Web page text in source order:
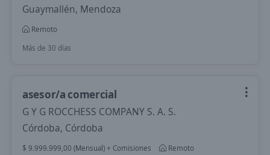
Guaymallén, Mendoza
Remoto
Más de 30 días
asesor/a comercial
G Y G ROCCHESS COMPANY S. A. S.
Córdoba, Córdoba
$ 9.999.999,00 (Mensual) + Comisiones
Remoto